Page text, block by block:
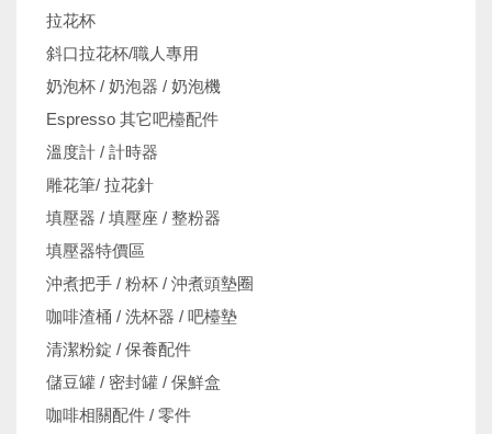
拉花杯
斜口拉花杯/職人專用
奶泡杯 / 奶泡器 / 奶泡機
Espresso 其它吧檯配件
溫度計 / 計時器
雕花筆/ 拉花針
填壓器 / 填壓座 / 整粉器
填壓器特價區
沖煮把手 / 粉杯 / 沖煮頭墊圈
咖啡渣桶 / 洗杯器 / 吧檯墊
清潔粉錠 / 保養配件
儲豆罐 / 密封罐 / 保鮮盒
咖啡相關配件 / 零件